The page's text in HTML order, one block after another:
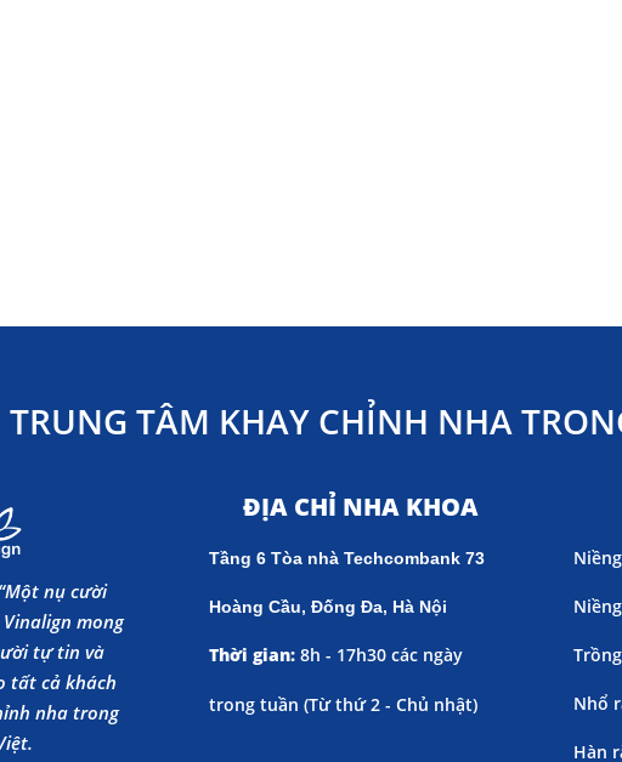
TRUNG TÂM KHAY CHỈNH NHA
nụ cười
mong
tự tin và
tất cả khách
nha trong
ĐỊA CHỈ NHA KHOA
Tầng 6 Tòa nhà Techcombank 73
Hoàng Cầu, Đống Đa, Hà Nội
Thời gian: 8h - 17h30 các ngày
trong tuần (Từ thứ 2 - Chủ nhật) Nhổ
Hàn